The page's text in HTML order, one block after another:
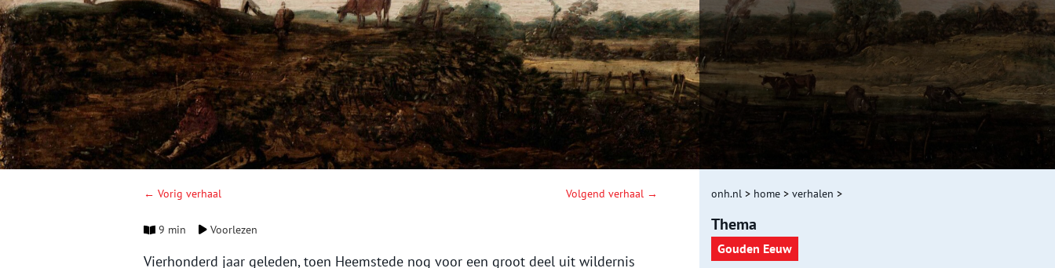
← Vorig verhaal Volgend verhaal →
9 min Voorlezen
Vierhonderd jaar geleden, toen Heemstede nog voor een groot deel uit wildernis
onh.nl > home > verhalen >
Thema
Gouden Eeuw